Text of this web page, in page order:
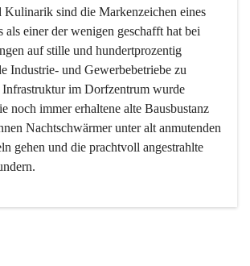
Kulinarik sind die Markenzeichen eines
als einer der wenigen geschafft hat bei
auf stille und hundertprozentig
Industrie- und Gewerbebetriebe zu
Infrastruktur im Dorfzentrum wurde
noch immer erhaltene alte Bausbustanz
Nachtschwärmer unter alt anmutenden
gehen und die prachtvoll angestrahlte
heute nicht mehr, ist aber integrativer